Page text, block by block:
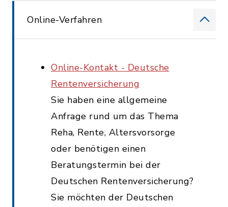
Online-Verfahren
Online-Kontakt - Deutsche
Rentenversicherung
Sie haben eine allgemeine
Anfrage rund um das Thema
Reha, Rente, Altersvorsorge
oder benötigen einen
Beratungstermin bei der
Deutschen Rentenversicherung?
Sie möchten der Deutschen